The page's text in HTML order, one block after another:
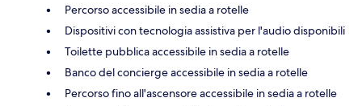
Percorso accessibile in sedia a rotelle
Dispositivi con tecnologia assistiva per l'audio disponibili
Toilette pubblica accessibile in sedia a rotelle
Banco del concierge accessibile in sedia a rotelle
Percorso fino all'ascensore accessibile in sedia a rotelle